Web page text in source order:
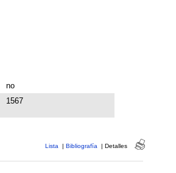
no
1567
Lista | Bibliografía | Detalles